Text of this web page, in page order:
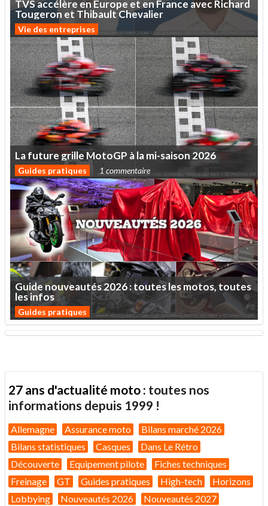
TVSaccélère enEurope et enFrance avecRichard
Tougeron et Thibault Chevalier
Vie des entreprises
Lafuturegrille MotoGP àlami-saison 2026
Guides pratiques 1 commentaire
Guidenouveautés2026:touteslesmotos,toutes
lesinfos
Guides pratiques
27 ans d'actualité moto : toutes nos
informations depuis 1999 !
Allemagne Assurance moto
Bilans marché 2026
Bilans statistiques
Casques
Dans Le Rétro
Découverte
Equipement pilote
Fiches techniques
Freinage
GT Guides pratiques High-tech
Horizons
Lobbying
Nouveautés 2026 Nouveautés 2027